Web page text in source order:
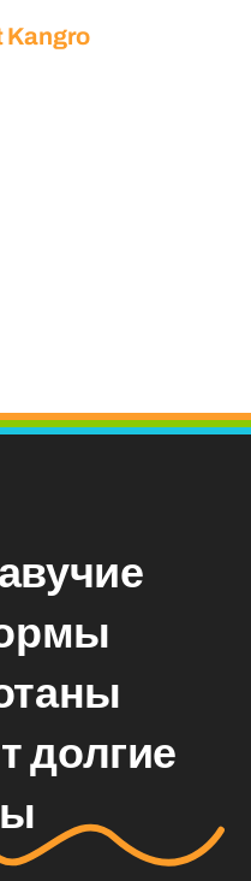
Kangro
долгие